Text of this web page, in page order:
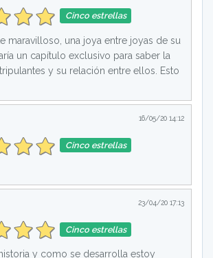
Cinco estrellas
maravilloso, una joya entre joyas de su
un capítulo exclusivo para saber la
y su relación entre ellos. Esto
16/05/20 14:12
Cinco estrellas
23/04/20 17:13
Cinco estrellas
y como se desarrolla estoy